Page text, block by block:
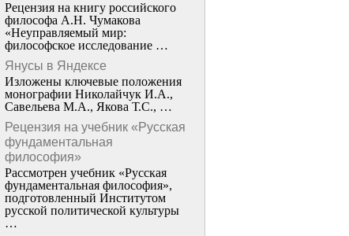
Рецензия на книгу российского
философа А.Н. Чумакова
«Неуправляемый мир:
философское исследование …
Янусы в Яндексе
Изложены ключевые положения
монографии Николайчук И.А.,
Савельева М.А., Якова Т.С., …
Рецензия на учебник «Русская
фундаментальная
философия»
Рассмотрен учебник «Русская
фундаментальная философия»,
подготовленный Институтом
русской политической культуры
…